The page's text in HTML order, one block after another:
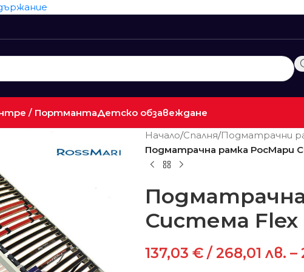
/ ПортмантаДетско обзавеждане
Начало/Спалня/Подматрачни
Подматрачна рамка РосМари
Система Flex
137,03 € / 268,01 лв. –